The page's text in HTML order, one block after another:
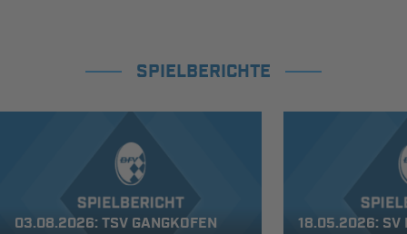
SPIELBERICHTE
03.08.2026: TSV GANGKOFEN
18.05.2026: SV